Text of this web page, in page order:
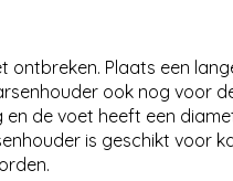
ontbreken. Plaats een
ook nog voor
de voet heeft een
is geschikt voor